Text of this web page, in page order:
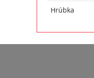
Hrúbka